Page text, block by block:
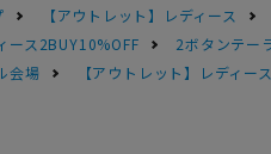
【アウトレット】レディース
ース2BUY10%OFF
2ボタンテー
会場 【アウトレット】レディー